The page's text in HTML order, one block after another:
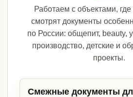
Работаем с объектами,
смотрят документы
по России: общепит, beauty,
производство, детские и
проекты.
Смежные документы